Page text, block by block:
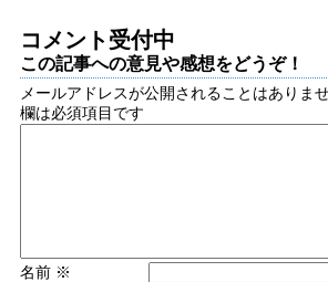
コメント受付中
この記事への意見や感想をどうぞ！
メールアドレスが公開されることはありませ
欄は必須項目です
名前 ※